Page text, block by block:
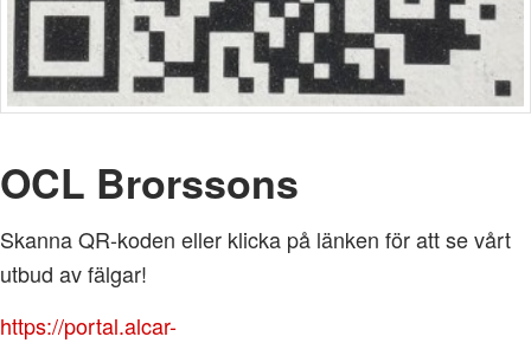
OCL Brorssons
Skanna QR-koden eller klicka på länken för att se vårt
utbud av fälgar!
https://portal.alcar-